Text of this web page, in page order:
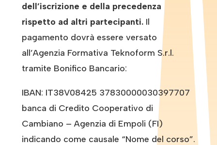
dell’iscrizione e della precedenza
rispetto ad altri partecipanti. Il
pagamento dovrà essere versato
all’Agenzia Formativa Teknoform S.r.l.
tramite Bonifico Bancario:
IBAN: IT38V08425 37830000030397707
banca di Credito Cooperativo di
Cambiano – Agenzia di Empoli (FI)
indicando come causale “Nome del corso”.